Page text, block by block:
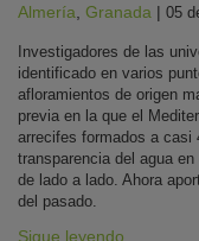
Almería Granada | 05
Investigadores de las
identificado en varios
afloramientos de origen
previa en la que el
arrecifes formados a casi
transparencia del agua
de lado a lado. Ahora
del pasado.
Sigue leyendo